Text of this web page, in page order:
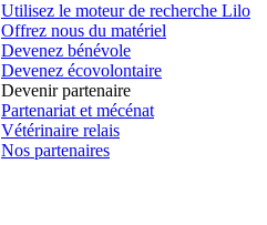
Utilisez le moteur de recherche Lilo
Offrez nous du matériel
Devenez bénévole
Devenez écovolontaire
Devenir partenaire
Partenariat et mécénat
Vétérinaire relais
Nos partenaires